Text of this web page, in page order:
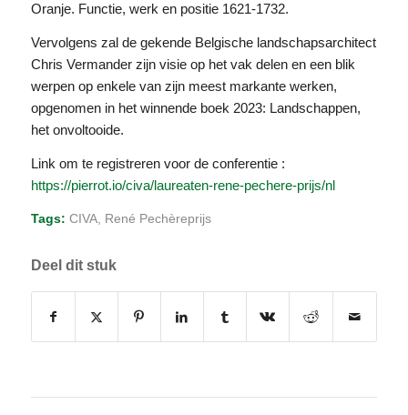
Oranje. Functie, werk en positie 1621-1732.
Vervolgens zal de gekende Belgische landschapsarchitect
Chris Vermander zijn visie op het vak delen en een blik
werpen op enkele van zijn meest markante werken,
opgenomen in het winnende boek 2023: Landschappen,
het onvoltooide.
Link om te registreren voor de conferentie :
https://pierrot.io/civa/laureaten-rene-pechere-prijs/nl
Tags: CIVA, René Pechèreprijs
Deel dit stuk